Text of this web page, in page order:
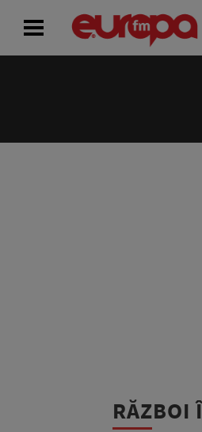
Jurnalul Europa
Echipa Știrilor
RĂZBOI